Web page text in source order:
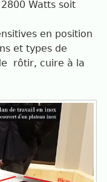
Watts soit
en position
et types de
rôtir, cuire à la